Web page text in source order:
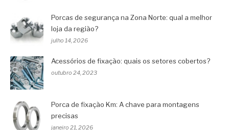
Porcas de segurança na Zona Norte: qual a melhor
loja da região?
julho 14, 2026
Acessórios de fixação: quais os setores cobertos?
outubro 24, 2023
Porca de fixação Km: A chave para montagens
precisas
janeiro 21, 2026